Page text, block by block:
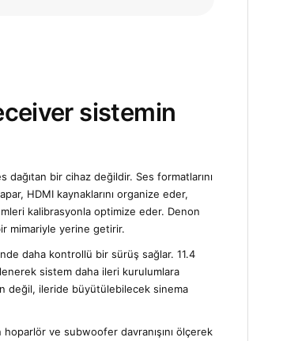
sistemin
bir cihaz değildir. Ses formatlarını
HDMI kaynaklarını organize eder,
kalibrasyonla optimize eder. Denon
mimariyle yerine getirir.
daha kontrollü bir sürüş sağlar. 11.4
sistem daha ileri kurulumlara
değil, ileride büyütülebilecek sinema
ve subwoofer davranışını ölçerek